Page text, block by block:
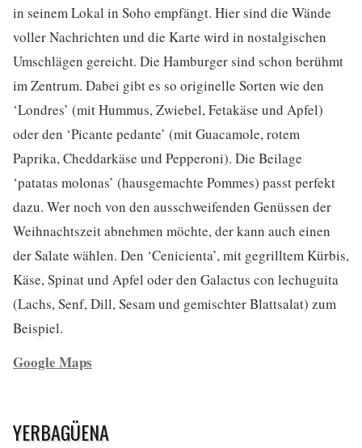
in seinem Lokal in Soho empfängt. Hier sind die Wände
voller Nachrichten und die Karte wird in nostalgischen
Umschlägen gereicht. Die Hamburger sind schon berühmt
im Zentrum. Dabei gibt es so originelle Sorten wie den
‘Londres’ (mit Hummus, Zwiebel, Fetakäse und Apfel)
oder den ‘Picante pedante’ (mit Guacamole, rotem
Paprika, Cheddarkäse und Pepperoni). Die Beilage
‘patatas molonas’ (hausgemachte Pommes) passt perfekt
dazu. Wer noch von den ausschweifenden Genüssen der
Weihnachtszeit abnehmen möchte, der kann auch einen
der Salate wählen. Den ‘Cenicienta’, mit gegrilltem Kürbis,
Käse, Spinat und Apfel oder den Galactus con lechuguita
(Lachs, Senf, Dill, Sesam und gemischter Blattsalat) zum
Beispiel.
Google Maps
YERBAGÜENA